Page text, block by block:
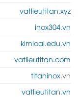
vatlieutitan.xyz
inox304.vn
kimloai.edu.vn
vatlieutitan.com
titaninox.vn
vatlieutitan.vn